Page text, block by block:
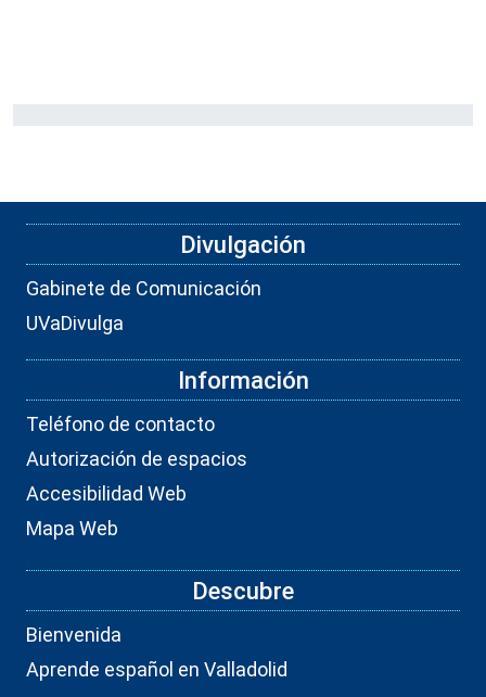
Divulgación
Gabinete de Comunicación
UVaDivulga
Información
Teléfono de contacto
Autorización de espacios
Accesibilidad Web
Mapa Web
Descubre
Bienvenida
Aprende español en Valladolid